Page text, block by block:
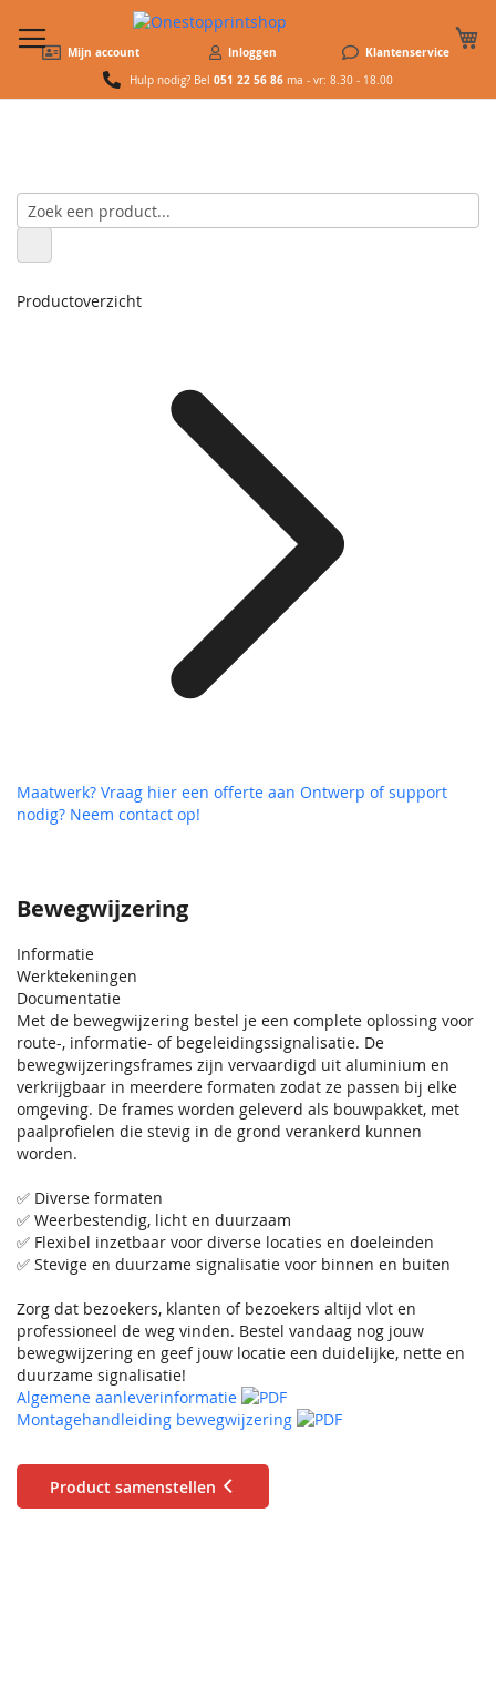
Mijn account Inloggen Klantenservice
Hulp nodig? Bel 051 22 56 86 ma - vr: 8.30 - 18.00
Bewegwijzering
Informatie
Werktekeningen
Documentatie
Met de bewegwijzering bestel je een complete oplossing voor
route-, informatie- of begeleidingssignalisatie. De
bewegwijzeringsframes zijn vervaardigd uit aluminium en
verkrijgbaar in meerdere formaten zodat ze passen bij elke
omgeving. De frames worden geleverd als bouwpakket, met
paalprofielen die stevig in de grond verankerd kunnen
worden.
✅ Diverse formaten
✅ Weerbestendig, licht en duurzaam
✅ Flexibel inzetbaar voor diverse locaties en doeleinden
✅ Stevige en duurzame signalisatie voor binnen en buiten
Zorg dat bezoekers, klanten of bezoekers altijd vlot en
professioneel de weg vinden. Bestel vandaag nog jouw
bewegwijzering en geef jouw locatie een duidelijke, nette en
duurzame signalisatie!
Algemene aanleverinformatie
Montagehandleiding bewegwijzering
Product samenstellen
Productoverzicht
Maatwerk? Vraag hier een offerte aan Ontwerp of support
nodig? Neem contact op!